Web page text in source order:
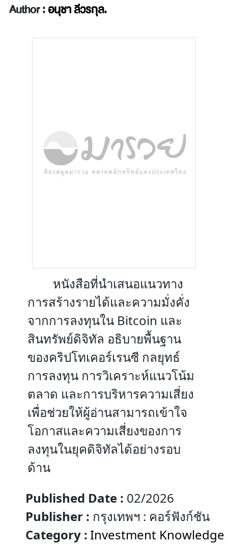
Author :อนุชา ลีวรกุล.
หนังสือที่นำเสนอแนวทาง
การสร้างรายได้และความมั่งคั่ง
จากการลงทุนใน Bitcoin และ
สินทรัพย์ดิจิทัล อธิบายพื้นฐาน
ของคริปโทเคอร์เรนซี กลยุทธ์
การลงทุน การวิเคราะห์แนวโน้ม
ตลาด และการบริหารความเสี่ยง
เพื่อช่วยให้ผู้อ่านสามารถเข้าใจ
โอกาสและความเสี่ยงของการ
ลงทุนในยุคดิจิทัลได้อย่างรอบ
ด้าน
Published Date : 02/2026
Publisher : กรุงเทพฯ : คอร์ฟังก์ชัน
Category : Investment Knowledge